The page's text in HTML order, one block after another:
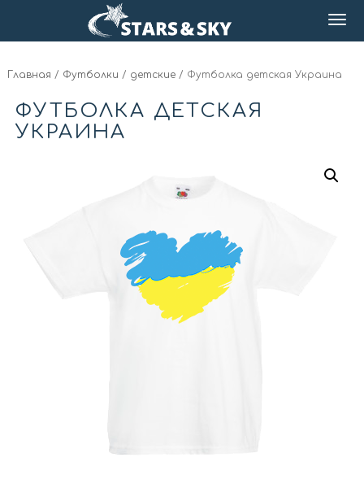
Главная / Футболки / детские / Футболка детская Украина
ФУТБОЛКА ДЕТСКАЯ
УКРАИНА